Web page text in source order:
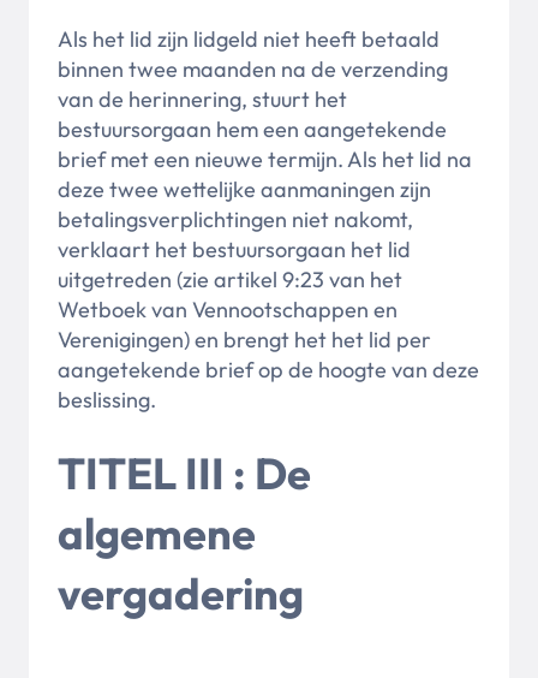
Als het lid zijn lidgeld niet heeft betaald
binnen twee maanden na de verzending
van de herinnering, stuurt het
bestuursorgaan hem een aangetekende
brief met een nieuwe termijn. Als het lid na
deze twee wettelijke aanmaningen zijn
betalingsverplichtingen niet nakomt,
verklaart het bestuursorgaan het lid
uitgetreden (zie artikel 9:23 van het
Wetboek van Vennootschappen en
Verenigingen) en brengt het het lid per
aangetekende brief op de hoogte van deze
beslissing.
TITEL III : De
algemene
vergadering